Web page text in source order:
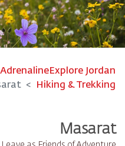
Explore Jordan
Hiking & Trekking
Masarat